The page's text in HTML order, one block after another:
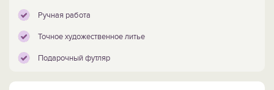
Ручная работа
Точное художественное литье
Подарочный футляр